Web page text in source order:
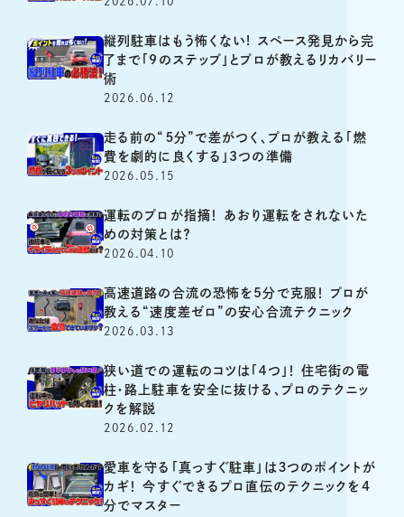
縦列駐車はもう怖くない! スペース発見から完
了まで「9のステップ」とプロが教えるリカバリー
術
2026.06.12
走る前の“５分”で差がつく、プロが教える「燃
費を劇的に良くする」3つの準備
2026.05.15
運転のプロが指摘！ あおり運転をされないた
めの対策とは？
2026.04.10
高速道路の合流の恐怖を5分で克服！ プロが
教える“速度差ゼロ”の安心合流テクニック
2026.03.13
狭い道での運転のコツは「４つ」！ 住宅街の電
柱・路上駐車を安全に抜ける、プロのテクニッ
クを解説
2026.02.12
愛車を守る「真っすぐ駐車」は３つのポイントが
カギ！ 今すぐできるプロ直伝のテクニックを4
分でマスター